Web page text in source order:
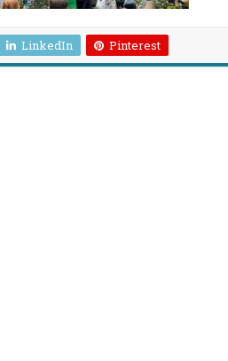
LinkedIn Pinterest